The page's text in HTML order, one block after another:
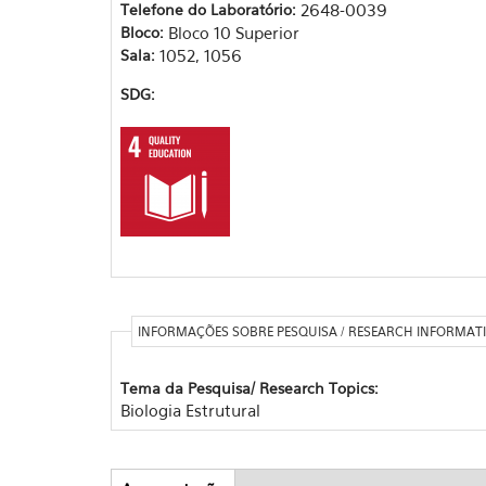
Telefone do Laboratório: 2648-0039
Bloco: Bloco 10 Superior
Sala: 1052, 1056
SDG:
INFORMAÇÕES SOBRE PESQUISA / RESEARCH
Tema da Pesquisa/ Research Topics:
Biologia Estrutural